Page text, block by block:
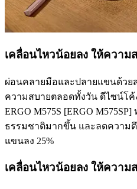
เคลื่อนไหวน้อยลง ให้ควา
ผ่อนคลายมือและปลายแขนด้วย
ความสบายตลอดทั้งวัน ดีไซน์โ
ERGO M575S [ERGO
ธรรมชาติมากขึ้น และลดความ
แขนลง 25%
เคลื่อนไหวน้อยลง ให้ควา